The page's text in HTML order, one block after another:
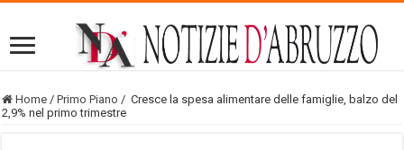
Home / Primo Piano / Cresce la spesa alimentare delle famiglie, balzo del
2,9% nel primo trimestre